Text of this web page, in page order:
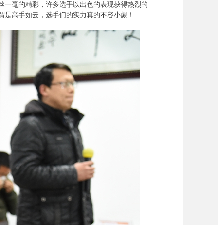
毫的精彩，许多选手以出色的表现获得热烈的
高手如云，选手们的实力真的不容小觑！